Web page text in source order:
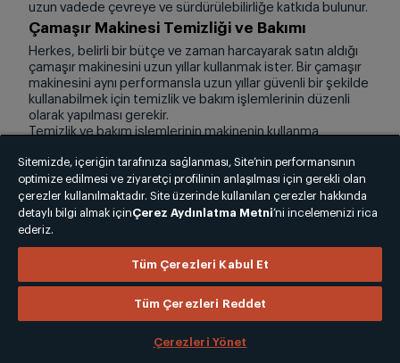
uzun vadede çevreye ve sürdürülebilirliğe katkıda bulunur.
Çamaşır Makinesi Temizliği ve Bakımı
Herkes, belirli bir bütçe ve zaman harcayarak satın aldığı
çamaşır makinesini uzun yıllar kullanmak ister. Bir çamaşır
makinesini aynı performansla uzun yıllar güvenli bir şekilde
kullanabilmek için temizlik ve bakım işlemlerinin düzenli
olarak yapılması gerekir.
Temizlik ve bakım işlemlerinin makinenin kullanma
yapılması,çamaşır makinesi temizliğikonusunda
dikkat edilmesi gereken önemli konulardan biridir.
Makinenin belirli aralıklarlaçamaşır makinesi
temizleyiciya da yalnızca su ile içinde çamaşır olmadan
çalıştırılarak temizlenmesi gerekir. Çamaşır makinesinin
deterjan çekmecesi, gider borusu, iç haznesi gibi tüm
parçalarının temizlenmesi, kötü koku oluşumunu
makinesinin yetkili servisi tarafından belirli aralıklarla
yapılan temizlik ve bakım işlemleri de makinenin ömrünün
uzamasına katkıda bulunur.Çamaşır makinesi motoru
Sitemizde, içeriğin tarafınıza sağlanması, Site’nin performansının
optimize edilmesi ve ziyaretçi profilinin anlaşılması için gerekli olan
çerezler kullanılmaktadır. Site üzerinde kullanılan çerezler hakkında
detaylı bilgi almak içinÇerez Aydınlatma Metni’ni incelemenizi rica
ederiz.
Tüm Çerezleri Kabul Et
Tüm Çerezleri Reddet
Çerezleri Yönet